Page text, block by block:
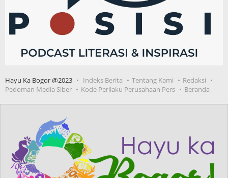
Hayu Ka Bogor @2023 Indeks Berita Tentang Kami
Redaksi
Pedoman Media Siber
Kode Perilaku Perusahaan Pers Beranda